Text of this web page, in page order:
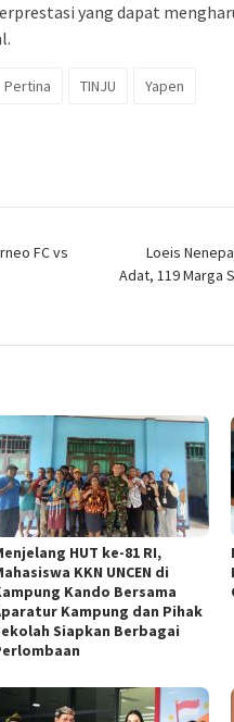
yang dapat
Pertina TINJU Yapen
FC vs
Loeis
Adat, 119 Marga
HUT ke-81 RI,
KKN UNCEN di
Kando Bersama
Kampung dan Pihak
Siapkan Berbagai